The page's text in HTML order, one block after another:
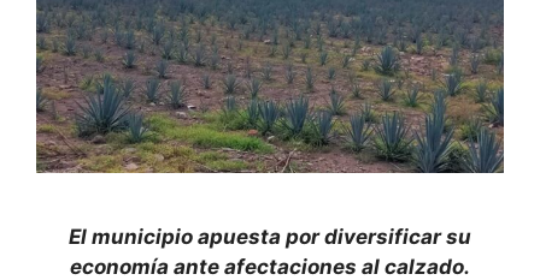
El municipio apuesta por diversificar su
economía ante afectaciones al calzado.